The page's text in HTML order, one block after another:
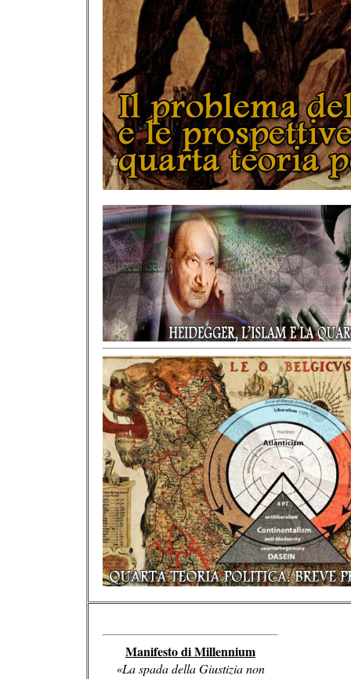
Manifesto di Millennium
«La spada della Giustizia non